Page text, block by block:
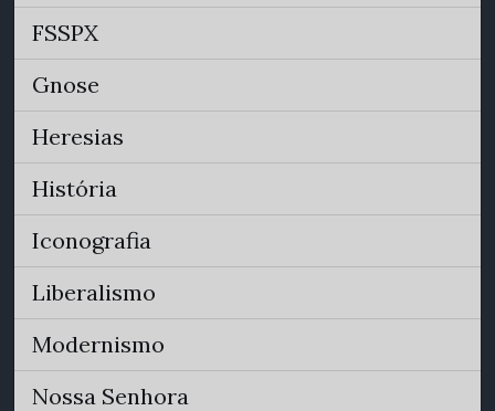
FSSPX
Gnose
Heresias
História
Iconografia
Liberalismo
Modernismo
Nossa Senhora